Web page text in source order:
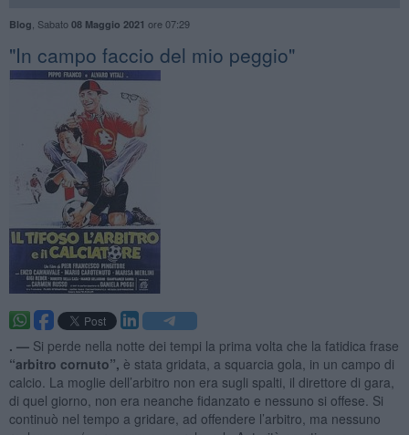
Blog Sabato 08 Maggio 2021 ore 07:29
"In campo faccio del mio peggio"
. — Si perde nella notte dei tempi la prima volta che la fatidica frase
“arbitro cornuto”, è stata gridata, a squarcia gola, in un campo di
calcio. La moglie dell’arbitro non era sugli spalti, il direttore di gara,
di quel giorno, non era neanche fidanzato e nessuno si offese. Si
continuò nel tempo a gridare, ad offendere l’arbitro, ma nessuno